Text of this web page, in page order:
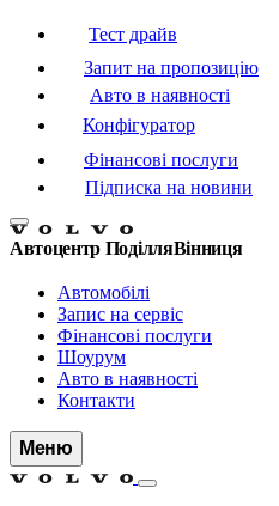
Тест драйв
Запит на пропозицію
Авто в наявності
Конфігуратор
Фінансові послуги
Підписка на новини
Автоцентр ПоділляВінниця
Автомобілі
Запис на сервіс
Фінансові послуги
Шоурум
Авто в наявності
Контакти
Меню